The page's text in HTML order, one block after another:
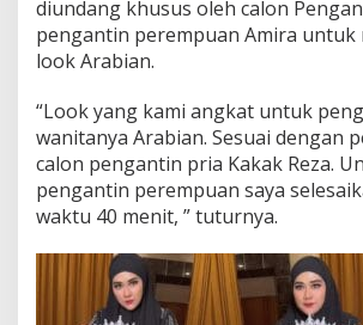
e
p
k
a
h
R
e
z
a
d
a
n
diundang khusus oleh calon
pengantin perempuan Amira untuk
look Arabian.
“Look yang kami angkat untuk
wanitanya Arabian. Sesuai dengan
calon pengantin pria Kakak Reza.
pengantin perempuan saya
waktu 40 menit, ” tuturnya.